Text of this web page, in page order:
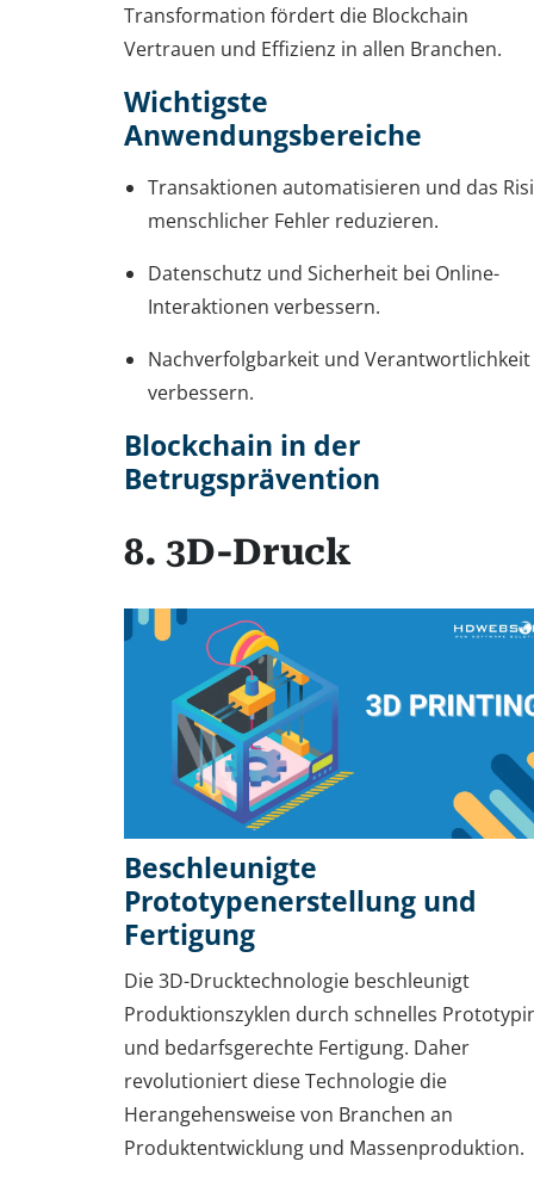
Transformation fördert die Blockchain
Vertrauen und Effizienz in allen Branchen.
Wichtigste
Anwendungsbereiche
Transaktionen automatisieren und das
menschlicher Fehler reduzieren.
Datenschutz und Sicherheit bei Online-
Interaktionen verbessern.
Nachverfolgbarkeit und Verantwortlichkeit
verbessern.
Blockchain in der
Betrugsprävention
8. 3D-Druck
Beschleunigte
Prototypenerstellung und
Fertigung
Die 3D-Drucktechnologie beschleunigt
Produktionszyklen durch schnelles
und bedarfsgerechte Fertigung. Daher
revolutioniert diese Technologie die
Herangehensweise von Branchen an
Produktentwicklung und Massenproduktion.